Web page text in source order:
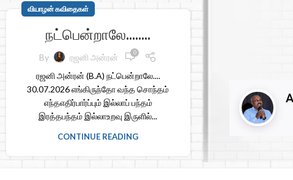
வியாழன் கவிதைகள்
நட்பென்றாலே……..
By ரஜனி அன்ரன் 0
ரஜனி அன்ரன் (B.A) நட்பென்றாலே....
30.07.2026 எங்கிருந்தோ வந்த சொந்தம்
எந்தஎதிர்பார்ப்பும் இல்லாப் பந்தம்
இரத்தபந்தம் இல்லாஉறவு இருளில்...
CONTINUE READING